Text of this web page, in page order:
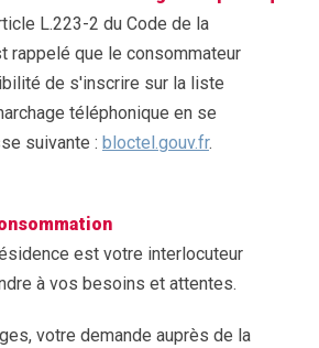
L.223-2 du Code de la
rappelé que le consommateur
de s'inscrire sur la liste
téléphonique en se
suivante : bloctel.gouv.fr.
est votre interlocuteur
à vos besoins et attentes.
votre demande auprès de la